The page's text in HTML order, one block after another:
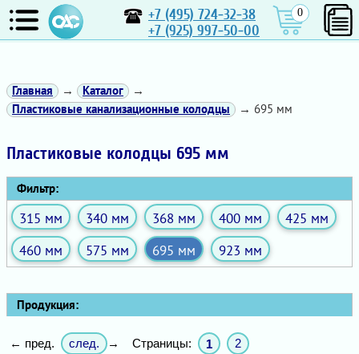
+7 (495) 724-32-38
+7 (925) 997-50-00
0
Главная → Каталог
→
Пластиковые канализационные колодцы
→ 695 мм
Пластиковые колодцы 695 мм
Фильтр:
315 мм 340 мм 368 мм 400 мм
425 мм
460 мм
575 мм 695 мм 923 мм
Продукция:
← пред. след. → Страницы: 1 2